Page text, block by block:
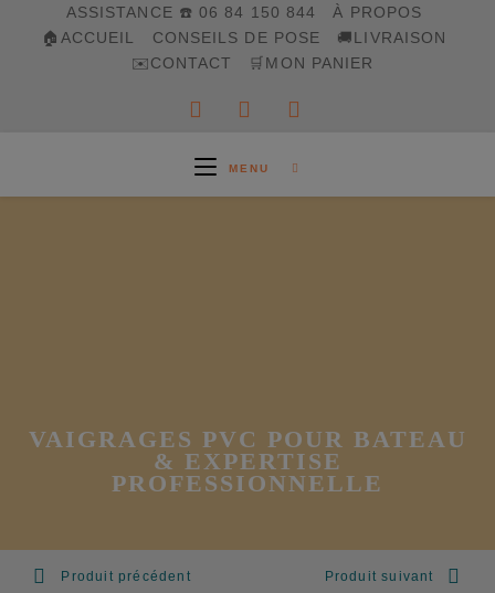
ASSISTANCE ☎️ 06 84 150 844
À PROPOS
🏠ACCUEIL
CONSEILS DE POSE
🚚LIVRAISON
✉️CONTACT
🛒MON PANIER
MENU
VAIGRAGES PVC POUR BATEAU
& EXPERTISE
PROFESSIONNELLE
Produit précédent Produit suivant